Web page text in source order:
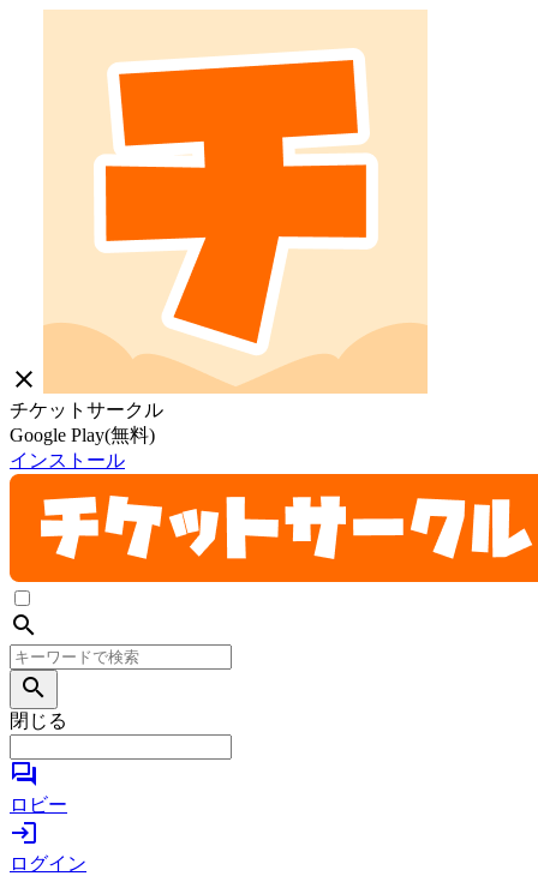
close
チケットサークル
Google Play(無料)
インストール
search
search
閉じる
forum
ロビー
login
ログイン